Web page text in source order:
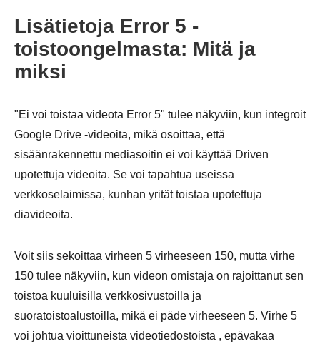
Lisätietoja Error 5 -
toistoongelmasta: Mitä ja
miksi
"Ei voi toistaa videota Error 5" tulee näkyviin, kun integroit
Google Drive -videoita, mikä osoittaa, että
sisäänrakennettu mediasoitin ei voi käyttää Driven
upotettuja videoita. Se voi tapahtua useissa
verkkoselaimissa, kunhan yrität toistaa upotettuja
diavideoita.
Voit siis sekoittaa virheen 5 virheeseen 150, mutta virhe
150 tulee näkyviin, kun videon omistaja on rajoittanut sen
toistoa kuuluisilla verkkosivustoilla ja
suoratoistoalustoilla, mikä ei päde virheeseen 5. Virhe 5
voi johtua vioittuneista videotiedostoista , epävakaa